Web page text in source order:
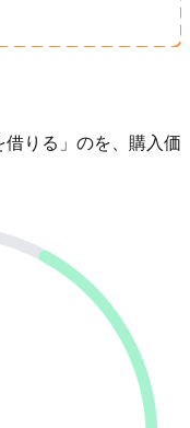
りる」のを、購入価